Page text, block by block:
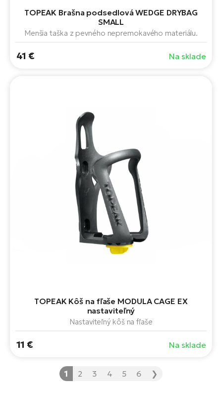
TOPEAK Brašna podsedlová WEDGE DRYBAG
SMALL
Menšia taška z pevného nepremokavého materiálu.
41 € Na sklade
TOPEAK Kôš na fľaše MODULA CAGE EX
nastaviteľný
Nastaviteľný kôš na fľaše
11 € Na sklade
1 2 3 4 5 6 ❯